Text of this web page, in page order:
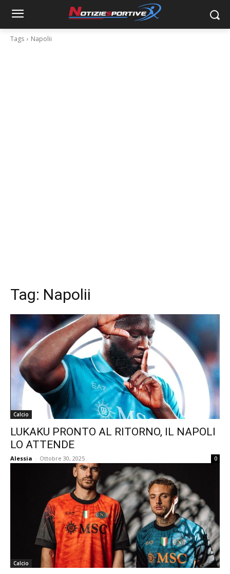
Tags Napolii
Tag: Napolii
Calcio
LUKAKU PRONTO AL RITORNO, IL NAPOLI
LO ATTENDE
Alessia - Ottobre 30, 2025 0
Calcio